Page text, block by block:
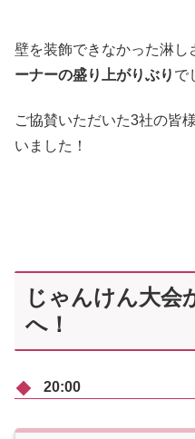
壁を装飾できなかった淋し
ーナーの盛り上がりぶり で
ご協賛いただいた3社の皆
いました！
じゃんけん大会
へ！
20:00